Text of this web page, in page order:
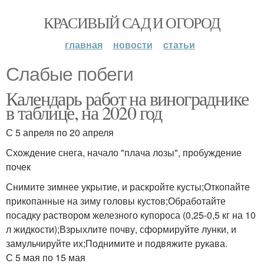
КРАСИВЫЙ САД И ОГОРОД
главная новости статьи
Слабые побеги
Календарь работ на винограднике
в таблице, на 2020 год
С 5 апреля по 20 апреля
Схождение снега, начало "плача лозы", пробуждение
почек
Снимите зимнее укрытие, и раскройте кусты;Откопайте
прикопанные на зиму головы кустов;Обработайте
посадку раствором железного купороса (0,25-0,5 кг на 10
л жидкости);Взрыхлите почву, сформируйте лунки, и
замульчируйте их;Поднимите и подвяжите рукава.
С 5 мая по 15 мая